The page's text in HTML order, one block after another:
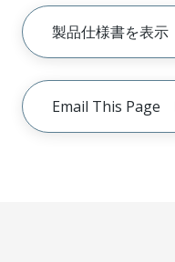
製品仕様書を表示
Email This Page